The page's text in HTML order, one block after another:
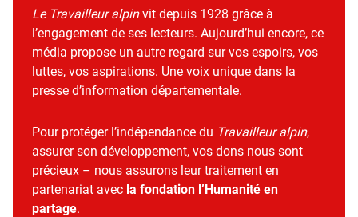
Le Travailleur alpinvit depuis 1928 grâce à
l’engagement de ses lecteurs. Aujourd’hui encore, ce
média propose un autre regard sur vos espoirs, vos
luttes, vos aspirations. Une voix unique dans la
presse d’information départementale.
Pour protéger l’indépendance du Travailleur alpin,
assurer son développement, vos dons nous sont
précieux – nous assurons leur traitement en
partenariat avec la fondation l’Humanité en
partage.